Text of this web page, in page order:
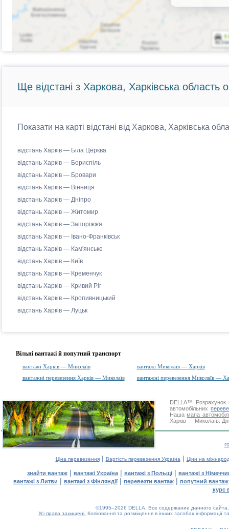
Ще відстані з Харкова, Харківська область
Показати на карті відстані від Харкова, Харківська
відстань Харків — Біла Церква
відстань Харків — Бориспіль
відстань Харків — Бровари
відстань Харків — Вінниця
відстань Харків — Дніпро
відстань Харків — Житомир
відстань Харків — Запоріжжя
відстань Харків — Івано-Франківськ
відстань Харків — Кам'янське
відстань Харків — Київ
відстань Харків — Кременчук
відстань Харків — Кривий Ріг
відстань Харків — Кропивницький
відстань Харків — Луцьк
Вільні вантажі й попутний транспорт
вантажі Харків — Миколаїв
вантажі Миколаїв — Харків
вантажні перевезення Харків — Миколаїв
вантажні перевезення Миколаїв —
DELLA™
Розрахунок
автомобільних
Нашамапа
Харків — Миколаїв.
Ціна перевезення| Вартість перевезення Україна | Ціни на
знайти вантаж | вантажі Україна | вантажі з Польщі | вантажі з
вантажі з Литви | вантажі з Фінляндії| перевезти вантаж| попутний вантаж
курс
©1995–2026 DELLA. Все содержание данного
Усі права захищені. Копіювання та розміщення в інших засобах інформації